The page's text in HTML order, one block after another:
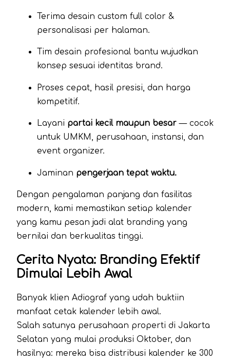
Terima desain custom full color &
personalisasi per halaman.
Tim desain profesional bantu wujudkan
konsep sesuai identitas brand.
Proses cepat, hasil presisi, dan harga
kompetitif.
Layani partai kecil maupun besar— cocok
untuk UMKM, perusahaan, instansi, dan
event organizer.
Jaminan pengerjaan tepat waktu.
Dengan pengalaman panjang dan fasilitas
modern, kami memastikan setiap kalender
yang kamu pesan jadi alat branding yang
bernilai dan berkualitas tinggi.
Cerita Nyata: Branding Efektif
Dimulai Lebih Awal
Banyak klien Adiograf yang udah buktiin
manfaat cetak kalender lebih awal.
Salah satunya perusahaan properti di Jakarta
Selatan yang mulai produksi Oktober, dan
hasilnya: mereka bisa distribusi kalender ke 300